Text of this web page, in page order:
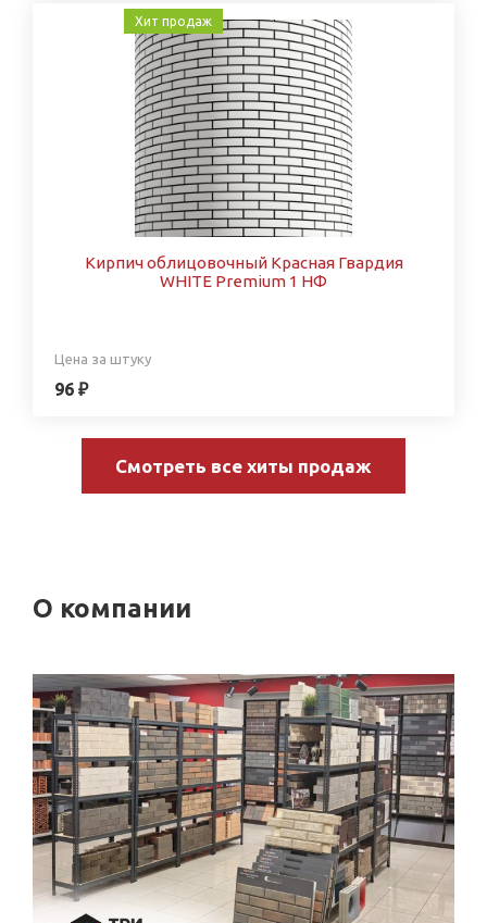
Хит продаж
Кирпич облицовочный Красная Гвардия
WHITE Premium 1 НФ
Цена за штуку
96 ₽
Смотреть все хиты продаж
О компании